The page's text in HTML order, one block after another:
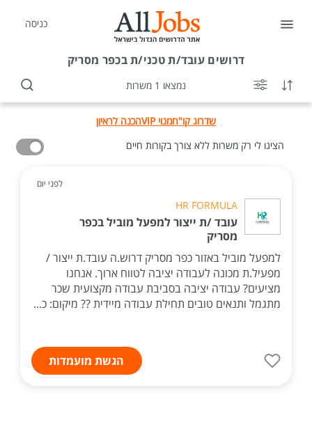
כניסה
דרושים עובד/ת טכני/ת בכפר מסריק
נמצאו 1 משרות
שדרוג קו"חמנוי VIP
הכנה לראיון
הציגו לי רק משרות ללא צורך בקורות חיים
לפני יום
HR FORMULA
עובד /ת ייצור למפעל מוביל בכפר
מסריק
למפעל מוביל באזור כפר מסריק דרוש.ה עובד.ת ייצור /
מפעיל.ת מכונה לעבודה יציבה לטווח ארוך. אנחנו
מציעים? עבודה יציבה בסביבת עבודה מקצועית שכר
מתגמל ותנאים טובים תחילת עבודה מיידית ?? מיקום: כ...
הגשת מועמדות